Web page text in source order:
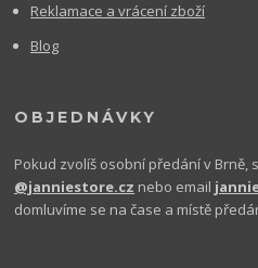
Reklamace a vrácení zboží
Blog
OBJEDNÁVKY
Pokud zvolíš osobní předání v Brně,
@janniestore.cz nebo email
domluvíme se na čase a místě